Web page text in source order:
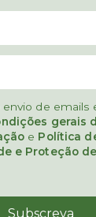
de emails
gerais
e Política
e Proteção